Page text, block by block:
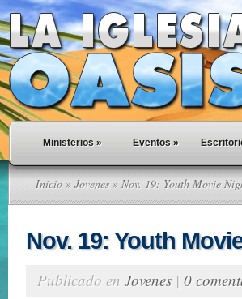
Ministerios » Eventos »
Inicio » Jovenes» Nov. 19: Youth Movie
Nov. 19: Youth
Publicado en Jovenes | 0